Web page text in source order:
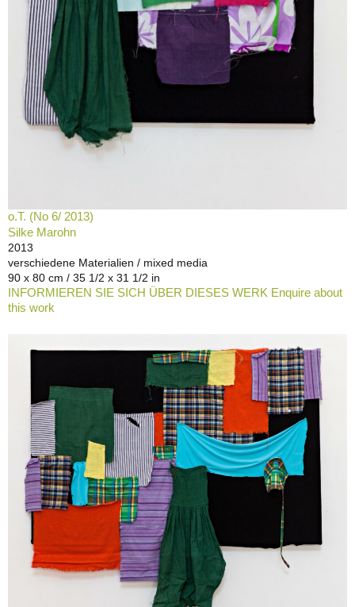
o.T. (No 6/ 2013)
Silke Marohn
2013
verschiedene Materialien / mixed media
90 x 80 cm / 35 1/2 x 31 1/2 in
INFORMIEREN SIE SICH ÜBER DIESES WERK Enquire about
this work